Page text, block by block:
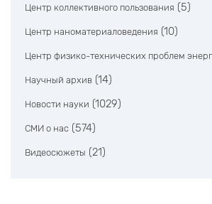
Центр коллективного пользования (5)
Центр наноматериаловедения (10)
Центр физико-технических проблем
Научный архив (14)
Новости науки (1029)
СМИ о нас (574)
Видеосюжеты (21)